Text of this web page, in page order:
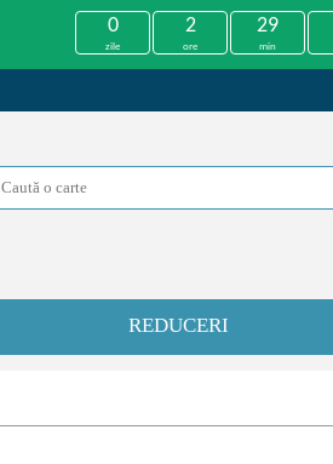
0
zile
2
ore
29
min
REDUCERI